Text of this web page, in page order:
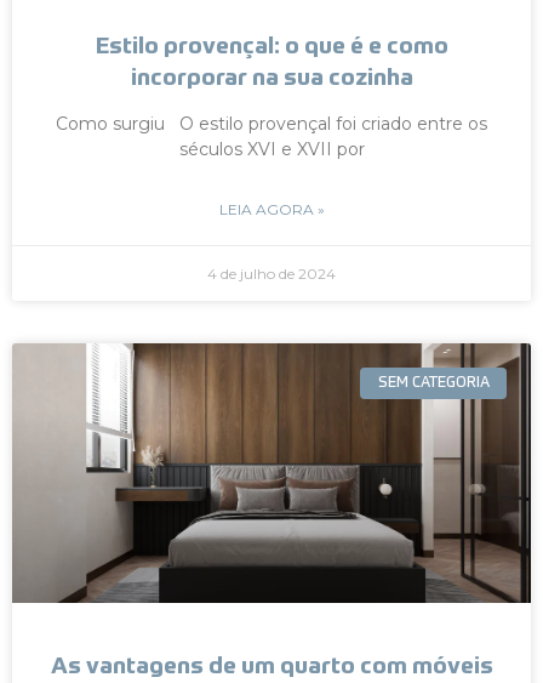
Estilo provençal: o que é e como
incorporar na sua cozinha
Como surgiu O estilo provençal foi criado entre os
séculos XVI e XVII por
LEIA AGORA »
4 de julho de 2024
SEM CATEGORIA
As vantagens de um quarto com móveis